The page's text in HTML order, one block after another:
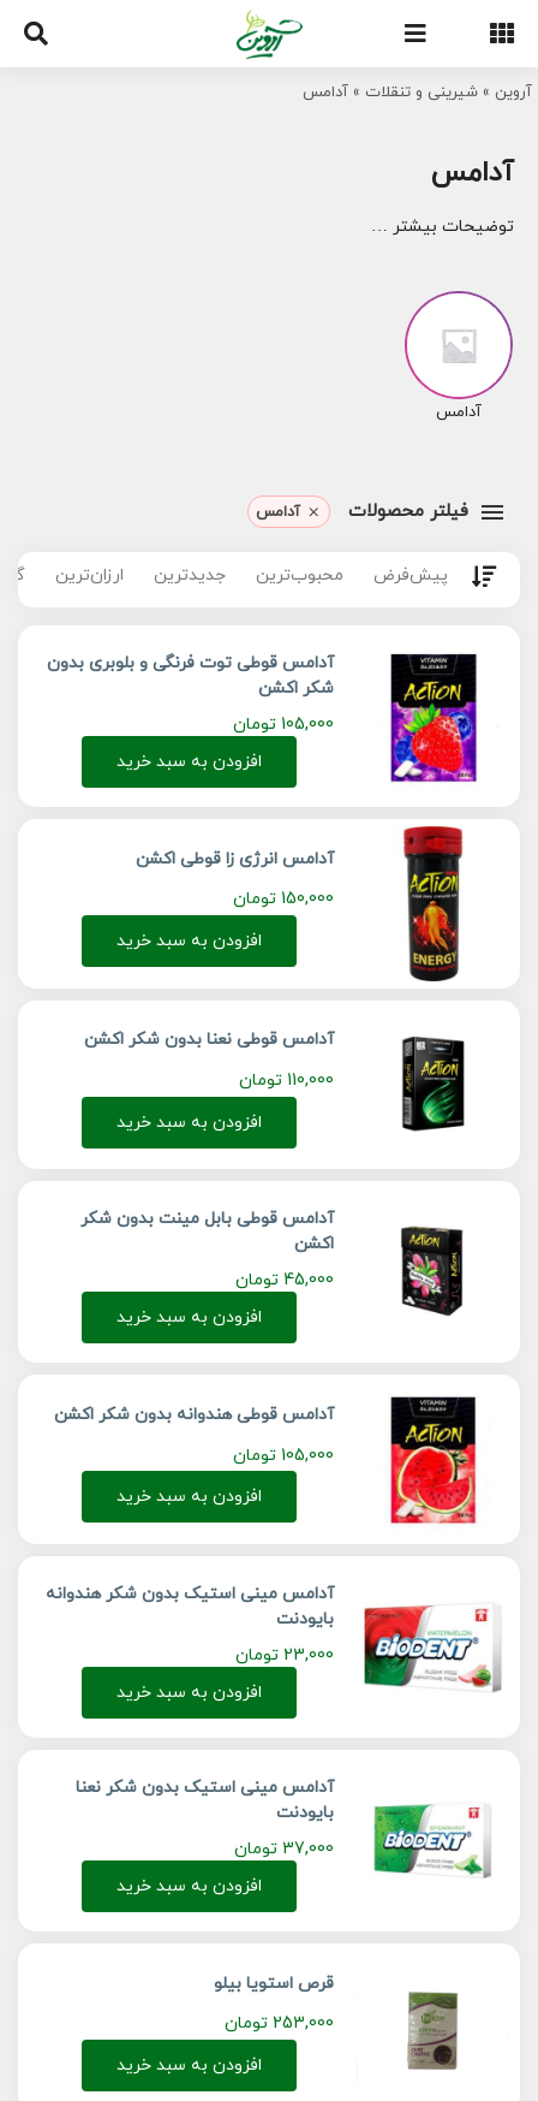
content
آروین » شیرینی و تنقلات » آدامس
آدامس
توضیحات بیشتر …
آدامس
فیلتر محصولات آدامس
پیش‌فرض محبوب‌ترین جدیدترین ارزان‌ترین
آدامس قوطی توت فرنگی و بلوبری بدون
شکر اکشن
105,000 تومان
افزودن به سبد خرید
آدامس انرژی زا قوطی اکشن
150,000 تومان
افزودن به سبد خرید
آدامس قوطی نعنا بدون شکر اکشن
110,000 تومان
افزودن به سبد خرید
آدامس قوطی بابل مینت بدون شکر
اکشن
45,000 تومان
افزودن به سبد خرید
آدامس قوطی هندوانه بدون شکر اکشن
105,000 تومان
افزودن به سبد خرید
آدامس مینی استیک بدون شکر هندوانه
بایودنت
23,000 تومان
افزودن به سبد خرید
آدامس مینی استیک بدون شکر نعنا
بایودنت
37,000 تومان
افزودن به سبد خرید
قرص استویا بیلو
253,000 تومان
افزودن به سبد خرید